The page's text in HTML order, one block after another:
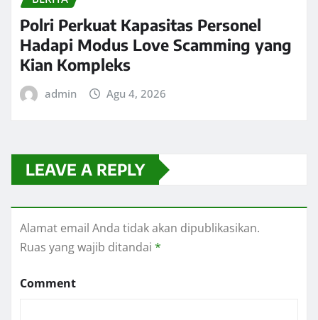
Polri Perkuat Kapasitas Personel
Hadapi Modus Love Scamming yang
Kian Kompleks
admin Agu 4, 2026
LEAVE A REPLY
Alamat email Anda tidak akan dipublikasikan.
Ruas yang wajib ditandai *
Comment